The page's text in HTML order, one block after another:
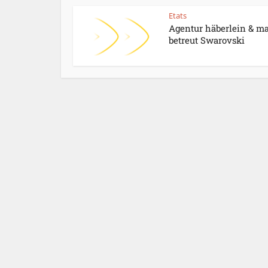
Etats
Agentur häberlein &
betreut Swarovski